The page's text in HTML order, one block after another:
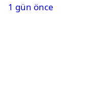
1 gün önce